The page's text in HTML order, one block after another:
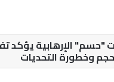
"حسم" الإرهابية يؤكد
حجم وخطورة التحديات